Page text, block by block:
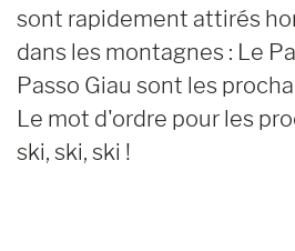
sont rapidement attirés
dans les montagnes : Le
Passo Giau sont les
Le mot d'ordre pour les
ski, ski, ski !